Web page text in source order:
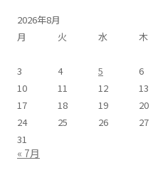
2026年8月
月
火 水 木
3
4 5 6
10
11 12 13
17
18 19 20
24
25 26 27
31
« 7月